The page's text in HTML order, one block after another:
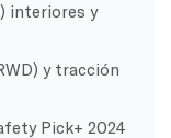
interiores y
y tracción
Pick+ 2024